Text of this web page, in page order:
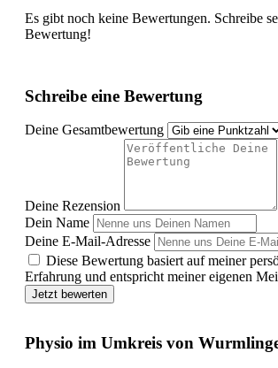
Es gibt noch keine Bewertungen. Schreibe
Bewertung!
Schreibe eine Bewertung
Deine Gesamtbewertung
Deine Rezension
Dein Name
Deine E-Mail-Adresse
Diese Bewertung basiert auf meiner
Erfahrung und entspricht meiner eigenen
Jetzt bewerten
Physio im Umkreis von